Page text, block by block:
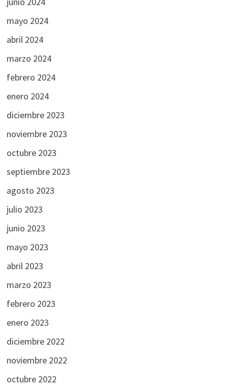
mayo 2024
abril 2024
marzo 2024
febrero 2024
enero 2024
diciembre 2023
noviembre 2023
octubre 2023
septiembre 2023
agosto 2023
julio 2023
junio 2023
mayo 2023
abril 2023
marzo 2023
febrero 2023
enero 2023
diciembre 2022
noviembre 2022
octubre 2022